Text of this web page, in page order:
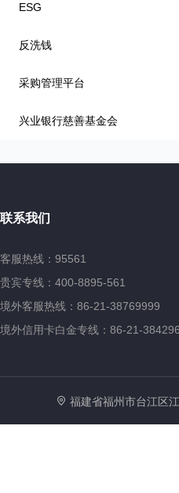
ESG
反洗钱
采购管理平台
兴业银行慈善基金会
联系我们
客服热线：95561
贵宾专线：400-8895-561
境外客服热线：86-21-38769999
境外信用卡白金专线：86-21-
福建省福州市台江区